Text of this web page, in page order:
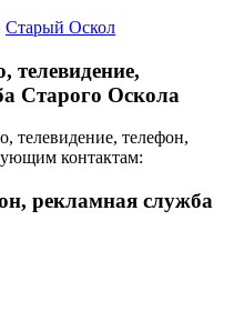
Старый Оскол
телевидение,
Старого Оскола
телевидение, телефон,
контактам:
рекламная служба